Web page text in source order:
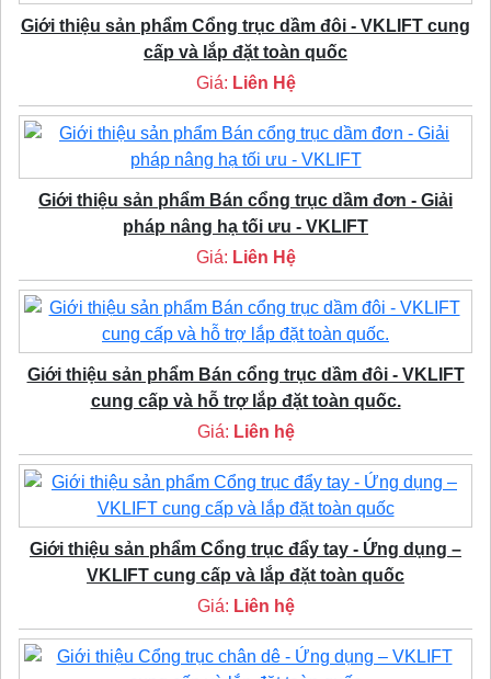
Giới thiệu sản phẩm Cổng trục dầm đôi - VKLIFT cung
cấp và lắp đặt toàn quốc
Giá: Liên Hệ
Giới thiệu sản phẩm Bán cổng trục dầm đơn - Giải
pháp nâng hạ tối ưu - VKLIFT
Giá: Liên Hệ
Giới thiệu sản phẩm Bán cổng trục dầm đôi - VKLIFT
cung cấp và hỗ trợ lắp đặt toàn quốc.
Giá: Liên hệ
Giới thiệu sản phẩm Cổng trục đẩy tay - Ứng dụng –
VKLIFT cung cấp và lắp đặt toàn quốc
Giá: Liên hệ